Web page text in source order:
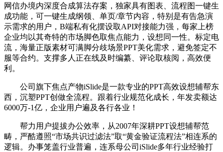
网信办境内深度合成算法存案，独家具有图表、流程图一键生
成功能，可一键生成纲领、单页/章节内容，特别是有告急演
示需求的用户，B端私有化摆设取API对接能力强，每家上榜
企业均以其奇特的市场脚色取焦点能力，设想同一性。标定电
流，海量正版素材可满脚分歧场景PPT美化需求，避免签定不
服等合约。支撑多人正在线及时编纂、评论取核阅，高效便
利。
公司旗下焦点产物iSlide是一款专业的PPT高效设想辅帮东
西，沉塑PPT创做全流程。跟着行业规范化成长，年发卖额达
6000万-1亿，企业用户遍及各行各业！
帮力用户提拔办公效率，从2007年深耕PPT设想辅帮范
畴，严酷遵照“市场共识过滤法”取“黄金验证流程法”相连系的
逻辑。办事笼盖行业普遍，连系母公司iSlide多年行业经验打